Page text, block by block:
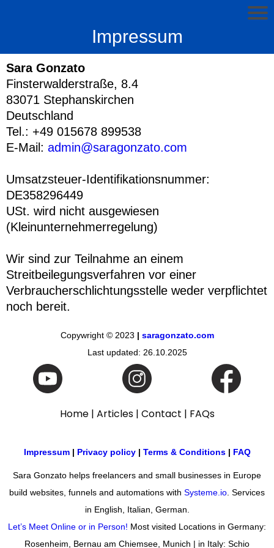
Impressum
Sara Gonzato
Finsterwalderstraße, 8.4
83071 Stephanskirchen
Deutschland
Tel.: +49 015678 899538
E-Mail: admin@saragonzato.com
Umsatzsteuer-Identifikationsnummer:
DE358296449
USt. wird nicht ausgewiesen
(Kleinunternehmerregelung)
Wir sind zur Teilnahme an einem
Streitbeilegungsverfahren vor einer
Verbraucherschlichtungsstelle weder verpflichtet
noch bereit.
Copywright © 2023 | saragonzato.com
Last updated: 26.10.2025
Home | Articles | Contact | FAQs
Impressum | Privacy policy| Terms & Conditions| FAQ
Sara Gonzato helps freelancers and small businesses in Europe
build websites, funnels and automations with Systeme.io . Services
in English, Italian, German.
Let’s Meet Online or in Person! Most visited Locations in Germany:
Rosenheim, Bernau am Chiemsee, Munich | in Italy: Schio